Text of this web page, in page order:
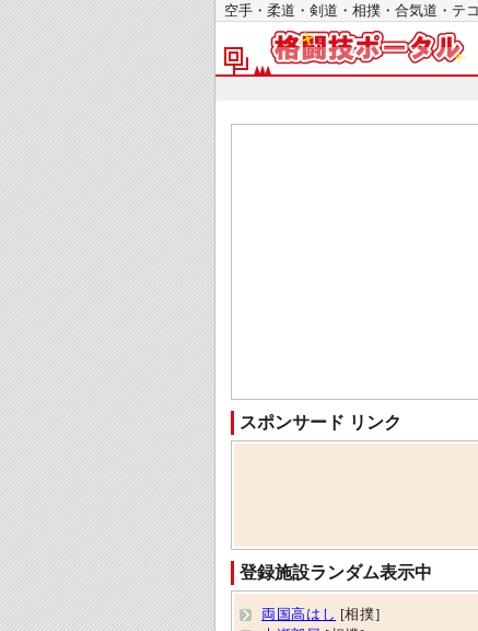
空手・柔道・剣道・相撲・合気道・
スポンサード リンク
登録施設ランダム表示中
両国高はし [相撲]